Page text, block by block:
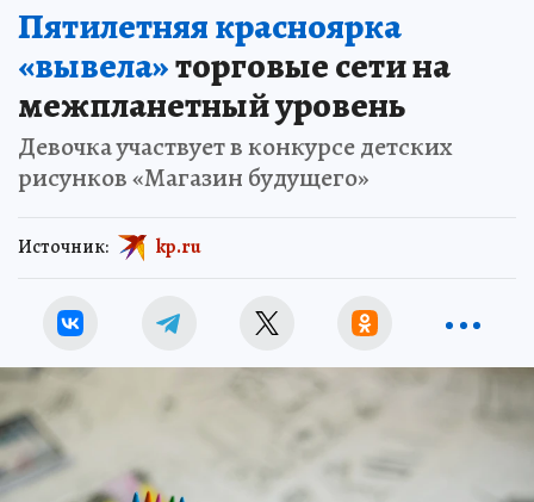
Пятилетняя красноярка
«вывела»торговые сети на
межпланетный уровень
Девочка участвует в конкурсе детских
рисунков «Магазин будущего»
Источник: kp.ru